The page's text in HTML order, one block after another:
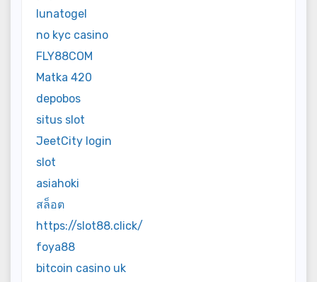
lunatogel
no kyc casino
FLY88COM
Matka 420
depobos
situs slot
JeetCity login
slot
asiahoki
สล็อต
https://slot88.click/
foya88
bitcoin casino uk